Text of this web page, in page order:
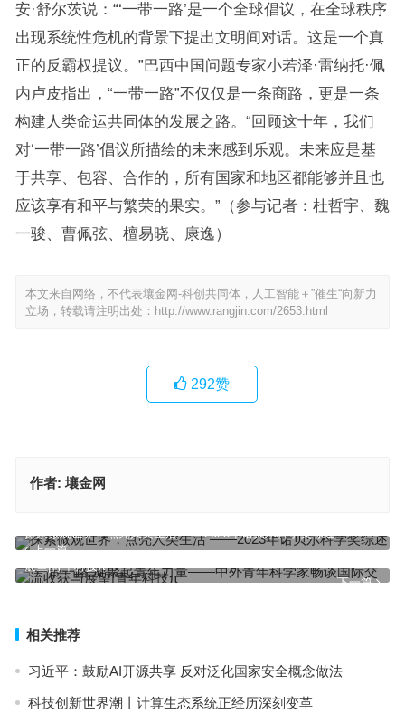
安·舒尔茨说：“‘一带一路’是一个全球倡议，在全球秩序
出现系统性危机的背景下提出文明间对话。这是一个真
正的反霸权提议。”巴西中国问题专家小若泽·雷纳托·佩
内卢皮指出，“一带一路”不仅仅是一条商路，更是一条
构建人类命运共同体的发展之路。“回顾这十年，我们
对‘一带一路’倡议所描绘的未来感到乐观。未来应是基
于共享、包容、合作的，所有国家和地区都能够并且也
应该享有和平与繁荣的果实。”（参与记者：杜哲宇、魏
一骏、曹佩弦、檀易晓、康逸）
本文来自网络，不代表壤金网-科创共同体，人工智能＋”催生“向新力
立场，转载请注明出处： http://www.rangjin.com/2653.html
292赞
作者: 壤金网
上一篇
探索微观世界，点亮人类生活 ——2023年诺贝尔科学奖综述
下一篇
“一带一路”凝聚起青年力量——中外青年科学家畅谈国际交流收获与
展望|青年科技π
相关推荐
习近平：鼓励AI开源共享 反对泛化国家安全概念做法
科技创新世界潮丨计算生态系统正经历深刻变革